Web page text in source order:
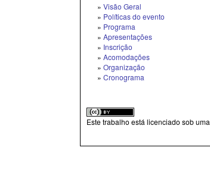
»Visão Geral
» Políticas do evento
» Programa
»Apresentações
» Inscrição
»Acomodações
»Organização
»Cronograma
Este trabalho está licenciado sob uma